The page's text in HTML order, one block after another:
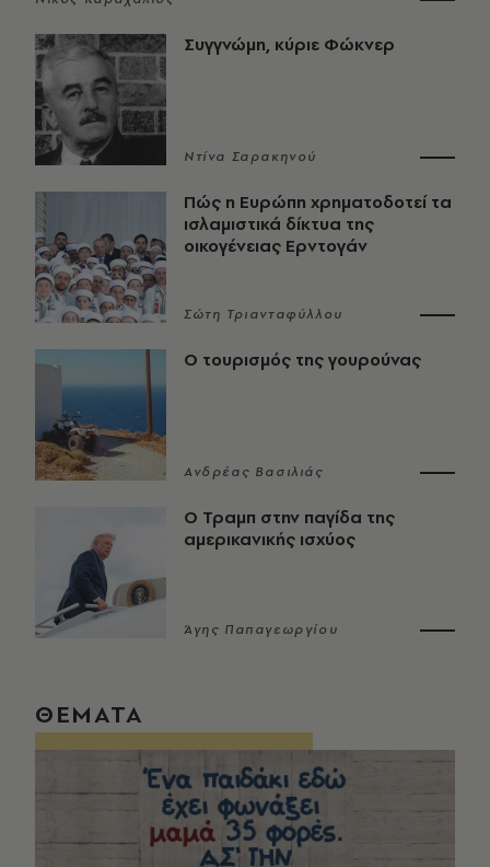
Συγγνώμη, κύριε Φώκνερ
Ντίνα Σαρακηνού
Πώς η Ευρώπη χρηματοδοτεί τα
ισλαμιστικά δίκτυα της
οικογένειας Ερντογάν
Σώτη Τριανταφύλλου
Ο τουρισμός της γουρούνας
Ανδρέας Βασιλιάς
Ο Τραμπ στην παγίδα της
αμερικανικής ισχύος
Άγης Παπαγεωργίου
ΘΕΜΑΤΑ